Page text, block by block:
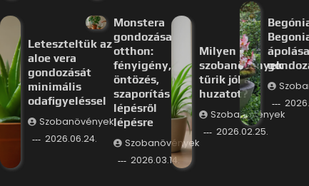
Leteszteltük az
aloe vera
gondozását
minimális
odafigyeléssel
Szobanövények
2026.06.24.
Monstera
gondozása
otthon:
fényigény,
öntözés,
szaporítás
lépésről
lépésre
Szobanövények
2026.03.14.
Milyen
szobanövények
tűrik jól a
huzatot?
Szobanövények
2026.02.25.